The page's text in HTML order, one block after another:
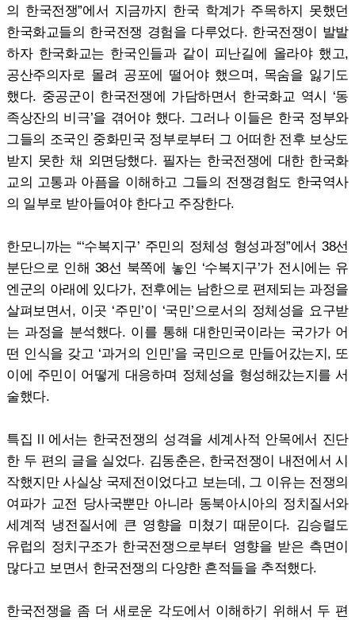
의 한국전쟁”에서 지금까지 한국 학계가 주목하지 못했던
한국화교들의 한국전쟁 경험을 다루었다. 한국전쟁이 발발
하자 한국화교는 한국인들과 같이 피난길에 올라야 했고,
공산주의자로 몰려 공포에 떨어야 했으며, 목숨을 잃기도
했다. 중공군이 한국전쟁에 가담하면서 한국화교 역시 ‘동
족상잔의 비극’을 겪어야 했다. 그러나 이들은 한국 정부와
그들의 조국인 중화민국 정부로부터 그 어떠한 전후 보상도
받지 못한 채 외면당했다. 필자는 한국전쟁에 대한 한국화
교의 고통과 아픔을 이해하고 그들의 전쟁경험도 한국역사
의 일부로 받아들여야 한다고 주장한다.
한모니까는 “‘수복지구’ 주민의 정체성 형성과정”에서 38선
분단으로 인해 38선 북쪽에 놓인 ‘수복지구’가 전시에는 유
엔군의 아래에 있다가, 전후에는 남한으로 편제되는 과정을
살펴보면서, 이곳 ‘주민’이 ‘국민’으로서의 정체성을 요구받
는 과정을 분석했다. 이를 통해 대한민국이라는 국가가 어
떤 인식을 갖고 ‘과거의 인민’을 국민으로 만들어갔는지, 또
이에 주민이 어떻게 대응하며 정체성을 형성해갔는지를 서
술했다.
특집Ⅱ에서는 한국전쟁의 성격을 세계사적 안목에서 진단
한 두 편의 글을 실었다. 김동춘은, 한국전쟁이 내전에서 시
작했지만 사실상 국제전이었다고 보는데, 그 이유는 전쟁의
여파가 교전 당사국뿐만 아니라 동북아시아의 정치질서와
세계적 냉전질서에 큰 영향을 미쳤기 때문이다. 김승렬도
유럽의 정치구조가 한국전쟁으로부터 영향을 받은 측면이
많다고 보면서 한국전쟁의 다양한 흔적들을 추적했다.
한국전쟁을 좀 더 새로운 각도에서 이해하기 위해서 두 편